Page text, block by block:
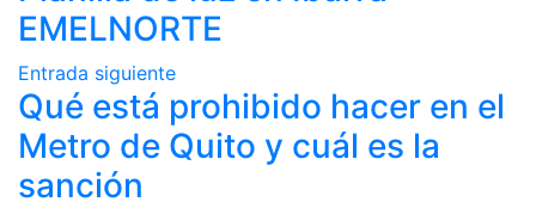
EMELNORTE
Entrada siguiente
Qué está prohibido hacer en el
Metro de Quito y cuál es la
sanción